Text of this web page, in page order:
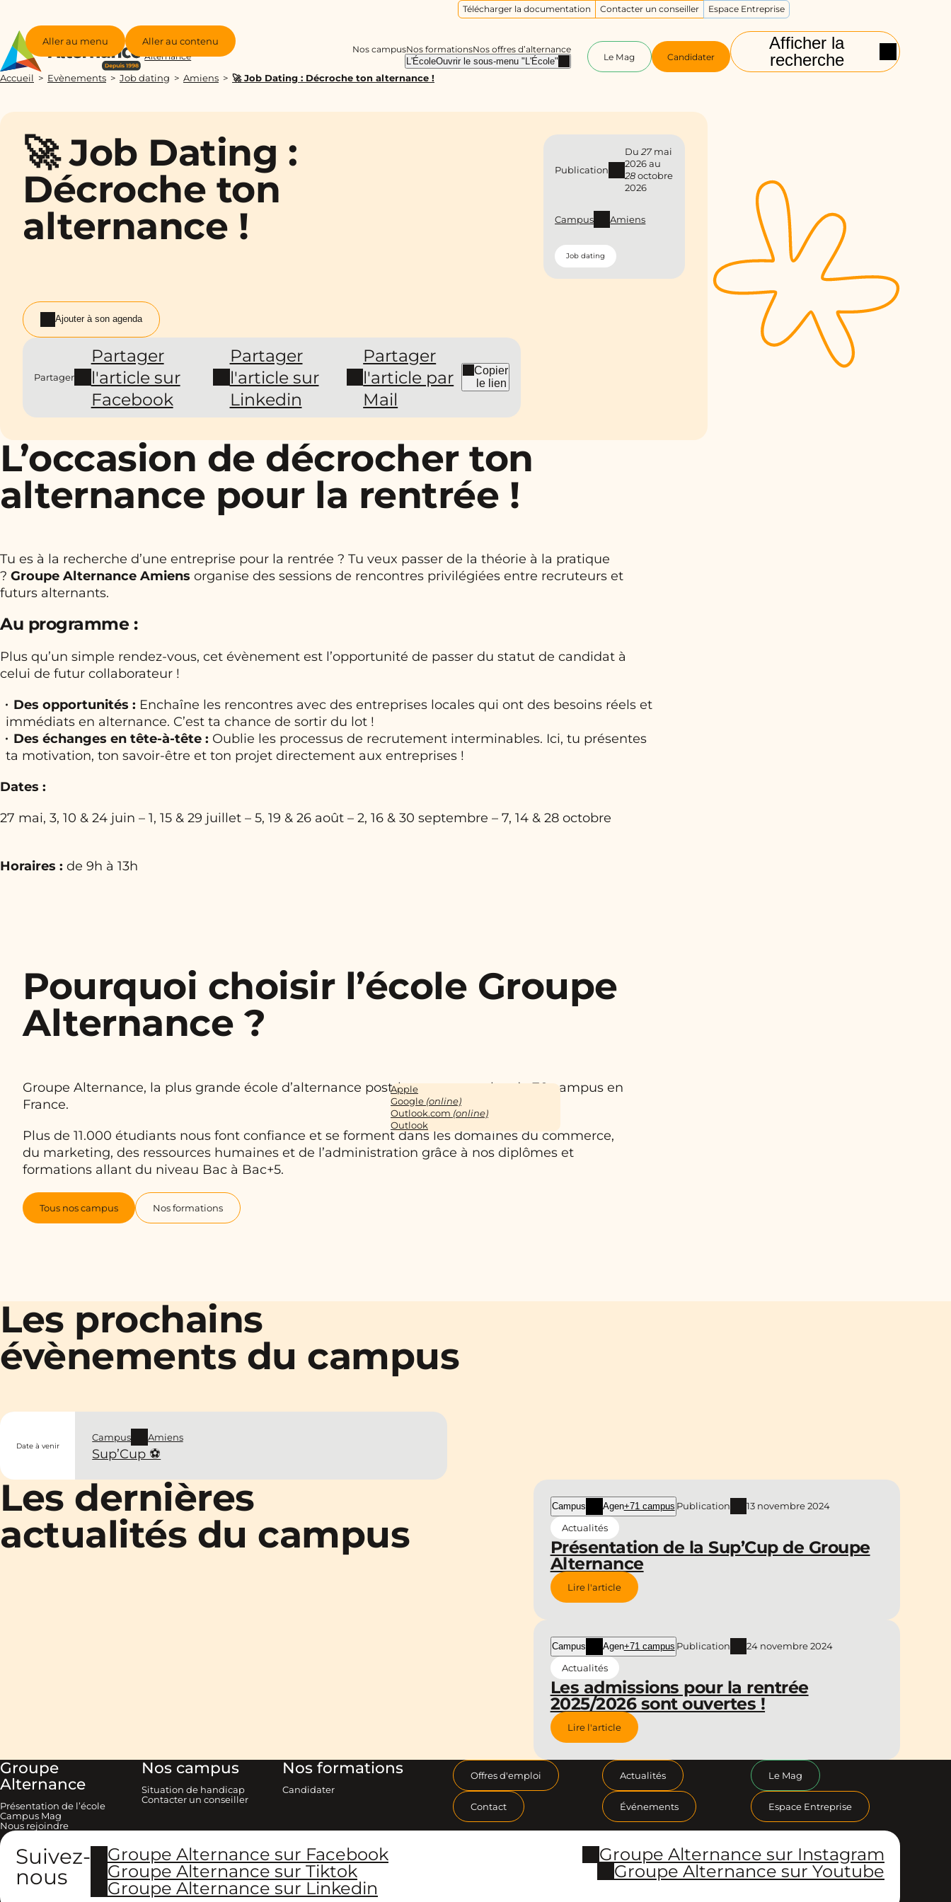
Aller au menu Aller au contenu
Groupe
Alternance
Afficher la
recherche
Nos campusNos formationsNos offres d’alternance
L'ÉcoleOuvrir le sous-menu "L'École" Le Mag Candidater
Télécharger la documentation Contacter un conseiller Espace Entreprise
Accueil Evènements Job dating Amiens 🚀 Job Dating : Décroche ton alternance !
🚀 Job Dating :
Décroche ton
alternance !
Publication
Du 27 mai
2026 au
28octobre
2026
Campus Amiens
Job dating
Ajouter à son agenda
Apple
Google (online)
Outlook.com (online)
Outlook
Partager
Partager
l'article sur
Facebook
Partager
l'article sur
Linkedin
Partager
l'article par
Mail
Copier
le lien
L’occasion de décrocher ton
alternance pour la rentrée !
Tu es à la recherche d’une entreprise pour la rentrée ? Tu veux passer de la théorie à la pratique
? Groupe Alternance Amiens organise des sessions de rencontres privilégiées entre recruteurs et
futurs alternants.
Au programme :
Plus qu’un simple rendez-vous, cet évènement est l’opportunité de passer du statut de candidat à
celui de futur collaborateur !
Des opportunités : Enchaîne les rencontres avec des entreprises locales qui ont des besoins réels et
immédiats en alternance. C’est ta chance de sortir du lot !
Des échanges en tête-à-tête : Oublie les processus de recrutement interminables. Ici, tu présentes
ta motivation, ton savoir-être et ton projet directement aux entreprises !
Dates :
27 mai, 3, 10 & 24 juin – 1, 15 & 29 juillet – 5, 19 & 26 août – 2, 16 & 30 septembre – 7, 14 & 28 octobre
Horaires : de 9h à 13h
Pourquoi choisir l’école Groupe
Alternance ?
Groupe Alternance, la plus grande école d’alternance post-bac avec ses plus de 70 campus en
France.
Plus de 11.000 étudiants nous font confiance et se forment dans les domaines du commerce,
du marketing, des ressources humaines et de l’administration grâce à nos diplômes et
formations allant du niveau Bac à Bac+5.
Tous nos campus Nos formations
Les prochains
évènements du campus
Sup’Cup ⚽
Campus Amiens
Date à venir
Les dernières
actualités du campus
Présentation de la Sup’Cup de Groupe
Alternance
Campus Agen+71 campus Publication
13 novembre 2024
Actualités
Lire l'article
Les admissions pour la rentrée
2025/2026 sont ouvertes !
Campus Agen+71 campus Publication
24 novembre 2024
Actualités
Lire l'article
Groupe
Alternance
Présentation de l’école
Campus Mag
Nous rejoindre
Nos campus
Situation de handicap
Contacter un conseiller
Nos formations
Candidater
Offres d'emploi Actualités Le Mag
Contact Événements Espace Entreprise
Suivez-
nous
Groupe Alternance sur Facebook
Groupe Alternance sur Instagram
Groupe Alternance sur Tiktok
Groupe Alternance sur Youtube
Groupe Alternance sur Linkedin